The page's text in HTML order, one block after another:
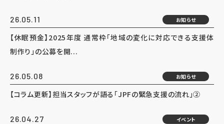
26.05.11 お知らせ
【休眠預金】2025年度 通常枠「地域の変化に対応できる支援体
制作り」の公募を開...
26.05.08 お知らせ
【コラム更新】担当スタッフが語る「JPFの緊急支援の流れ」②
26.04.27 イベント